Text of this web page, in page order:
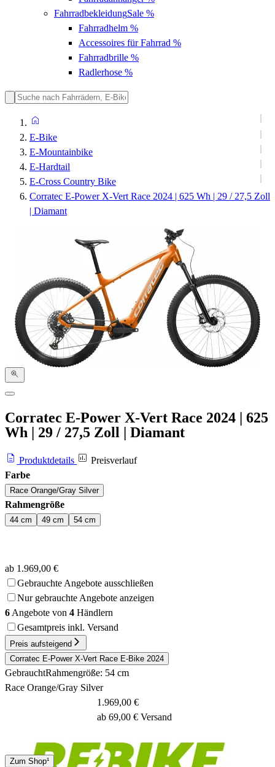
FahrradbekleidungSale %
Fahrradhelm %
Accessoires für Fahrrad %
Fahrradbrille %
Radlerhose %
E-Bike
E-Mountainbike
E-Hardtail
E-Cross Country Bike
Corratec E-Power X-Vert Race 2024 | 625 Wh | 29 / 27,5 Zoll
| Diamant
Corratec E-Power X-Vert Race 2024 | 625
Wh | 29 / 27,5 Zoll | Diamant
Produktdetails
Preisverlauf
Farbe
Race Orange/Gray Silver
Rahmengröße
44 cm 49 cm 54 cm
ab 1.969,00 €
Gebrauchte Angebote ausschließen
Nur gebrauchte Angebote anzeigen
6 Angebote von 4 Händlern
Gesamtpreis inkl. Versand
Preis aufsteigend
Corratec E-Power X-Vert Race E-Bike 2024
GebrauchtRahmengröße: 54 cm
Race Orange/Gray Silver
Spedition
1.969,00 €
ab 69,00 € Versand
Zum Shop¹